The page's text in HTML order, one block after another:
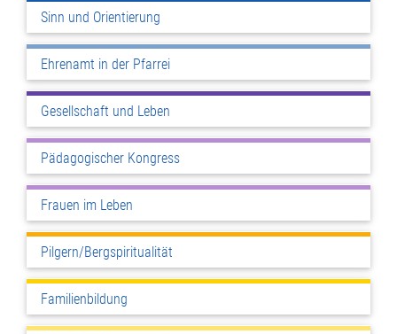
Sinn und Orientierung
Ehrenamt in der Pfarrei
Gesellschaft und Leben
Pädagogischer Kongress
Frauen im Leben
Pilgern/Bergspiritualität
Familienbildung